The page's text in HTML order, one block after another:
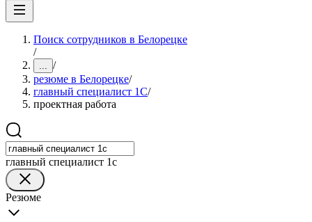
Поиск сотрудников в Белорецке
/
... /
резюме в Белорецке/
главный специалист 1С/
проектная работа
главный специалист 1с
Резюме